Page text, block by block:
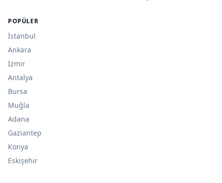
POPÜLER
İstanbul
Ankara
İzmir
Antalya
Bursa
Muğla
Adana
Gaziantep
Konya
Eskişehir